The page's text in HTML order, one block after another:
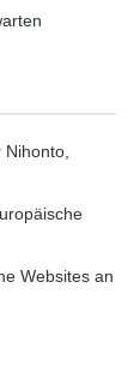
Nihonto,
Websites an